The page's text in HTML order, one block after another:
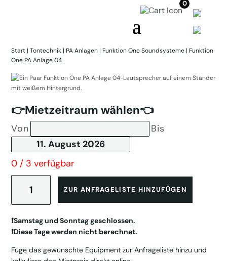
0
Start |Tontechnik | PA Anlagen | Funktion One Soundsysteme | Funktion
One PA Anlage 04
👉Mietzeitraum wählen👈
Von Bis
0 / 3 verfügbar
Funktion
One
PA
04
Menge
ZUR ANFRAGELISTE HINZUFÜGEN
❗️Samstag und Sonntag geschlossen.
❗️Diese Tage werden nicht berechnet.
Füge das gewünschte Equipment zur Anfrageliste hinzu und